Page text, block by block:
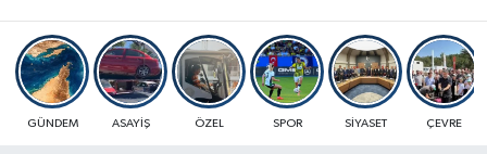
GÜNDEM ASAYİŞ ÖZEL SPOR SİYASET ÇEVRE
Mersin Trafik Yoğunluk Haritası
Süper Lig Puan Durumu ve Fikstür